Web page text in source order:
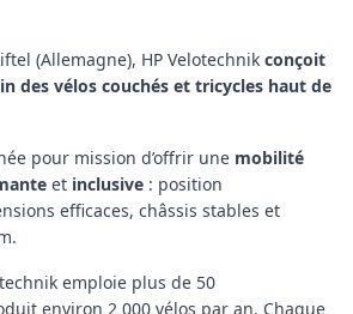
(Allemagne), HP Velotechnik conçoit
des vélos couchés et tricycles haut de
pour mission d’offrir une mobilité
et inclusive : position
efficaces, châssis stables et
emploie plus de 50
environ 2 000 vélos par an. Chaque